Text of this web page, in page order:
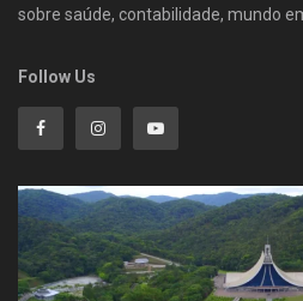
sobre saúde, contabilidade, mundo
Follow Us